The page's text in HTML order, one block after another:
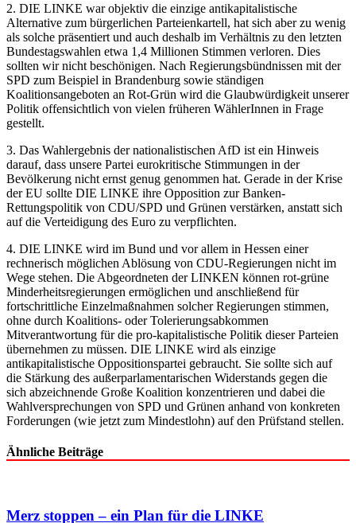
2. DIE LINKE war objektiv die einzige antikapitalistische
Alternative zum bürgerlichen Parteienkartell, hat sich aber zu wenig
als solche präsentiert und auch deshalb im Verhältnis zu den letzten
Bundestagswahlen etwa 1,4 Millionen Stimmen verloren. Dies
sollten wir nicht beschönigen. Nach Regierungsbündnissen mit der
SPD zum Beispiel in Brandenburg sowie ständigen
Koalitionsangeboten an Rot-Grün wird die Glaubwürdigkeit unserer
Politik offensichtlich von vielen früheren WählerInnen in Frage
gestellt.
3. Das Wahlergebnis der nationalistischen AfD ist ein Hinweis
darauf, dass unsere Partei eurokritische Stimmungen in der
Bevölkerung nicht ernst genug genommen hat. Gerade in der Krise
der EU sollte DIE LINKE ihre Opposition zur Banken-
Rettungspolitik von CDU/SPD und Grünen verstärken, anstatt sich
auf die Verteidigung des Euro zu verpflichten.
4. DIE LINKE wird im Bund und vor allem in Hessen einer
rechnerisch möglichen Ablösung von CDU-Regierungen nicht im
Wege stehen. Die Abgeordneten der LINKEN können rot-grüne
Minderheitsregierungen ermöglichen und anschließend für
fortschrittliche Einzelmaßnahmen solcher Regierungen stimmen,
ohne durch Koalitions- oder Tolerierungsabkommen
Mitverantwortung für die pro-kapitalistische Politik dieser Parteien
übernehmen zu müssen. DIE LINKE wird als einzige
antikapitalistische Oppositionspartei gebraucht. Sie sollte sich auf
die Stärkung des außerparlamentarischen Widerstands gegen die
sich abzeichnende Große Koalition konzentrieren und dabei die
Wahlversprechungen von SPD und Grünen anhand von konkreten
Forderungen (wie jetzt zum Mindestlohn) auf den Prüfstand stellen.
Ähnliche Beiträge
Merz stoppen – ein Plan für die LINKE